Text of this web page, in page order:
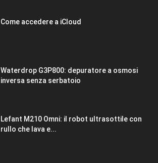
Come accedere a iCloud
Waterdrop G3P800: depuratore a osmosi
inversa senza serbatoio
Lefant M210 Omni: il robot ultrasottile con
rullo che lava e...